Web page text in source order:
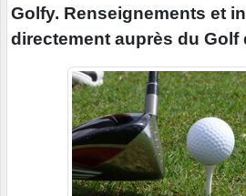
Golfy. Renseignements et
directement auprès du Golf